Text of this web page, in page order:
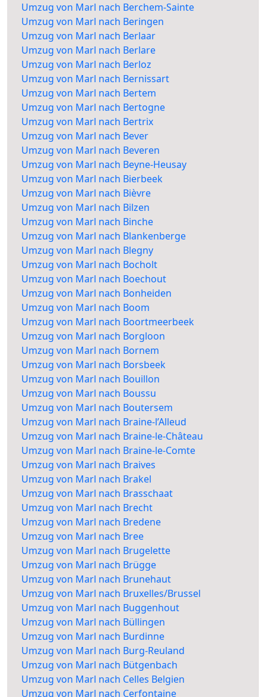
Umzug von Marl nach Berchem-Sainte
Umzug von Marl nach Beringen
Umzug von Marl nach Berlaar
Umzug von Marl nach Berlare
Umzug von Marl nach Berloz
Umzug von Marl nach Bernissart
Umzug von Marl nach Bertem
Umzug von Marl nach Bertogne
Umzug von Marl nach Bertrix
Umzug von Marl nach Bever
Umzug von Marl nach Beveren
Umzug von Marl nach Beyne-Heusay
Umzug von Marl nach Bierbeek
Umzug von Marl nach Bièvre
Umzug von Marl nach Bilzen
Umzug von Marl nach Binche
Umzug von Marl nach Blankenberge
Umzug von Marl nach Blegny
Umzug von Marl nach Bocholt
Umzug von Marl nach Boechout
Umzug von Marl nach Bonheiden
Umzug von Marl nach Boom
Umzug von Marl nach Boortmeerbeek
Umzug von Marl nach Borgloon
Umzug von Marl nach Bornem
Umzug von Marl nach Borsbeek
Umzug von Marl nach Bouillon
Umzug von Marl nach Boussu
Umzug von Marl nach Boutersem
Umzug von Marl nach Braine-l’Alleud
Umzug von Marl nach Braine-le-Château
Umzug von Marl nach Braine-le-Comte
Umzug von Marl nach Braives
Umzug von Marl nach Brakel
Umzug von Marl nach Brasschaat
Umzug von Marl nach Brecht
Umzug von Marl nach Bredene
Umzug von Marl nach Bree
Umzug von Marl nach Brugelette
Umzug von Marl nach Brügge
Umzug von Marl nach Brunehaut
Umzug von Marl nach Bruxelles/Brussel
Umzug von Marl nach Buggenhout
Umzug von Marl nach Büllingen
Umzug von Marl nach Burdinne
Umzug von Marl nach Burg-Reuland
Umzug von Marl nach Bütgenbach
Umzug von Marl nach Celles Belgien
Umzug von Marl nach Cerfontaine